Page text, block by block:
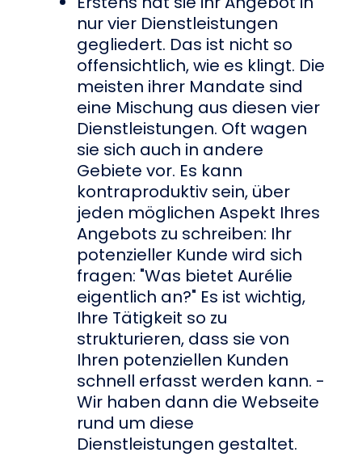
nur vier Dienstleistungen
gegliedert. Das ist nicht so
offensichtlich, wie es klingt. Die
meisten ihrer Mandate sind
eine Mischung aus diesen vier
Dienstleistungen. Oft wagen
sie sich auch in andere
Gebiete vor. Es kann
kontraproduktiv sein, über
jeden möglichen Aspekt Ihres
Angebots zu schreiben: Ihr
potenzieller Kunde wird sich
fragen: "Was bietet Aurélie
eigentlich an?" Es ist wichtig,
Ihre Tätigkeit so zu
strukturieren, dass sie von
Ihren potenziellen Kunden
schnell erfasst werden kann. -
Wir haben dann die Webseite
rund um diese
Dienstleistungen gestaltet.